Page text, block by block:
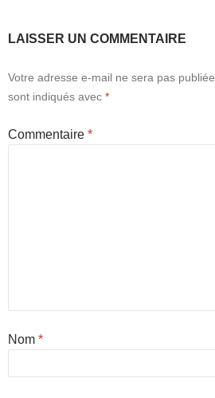
LAISSER UN COMMENTAIRE
Votre adresse e-mail ne sera pas publiée.
sont indiqués avec *
Commentaire *
Nom *